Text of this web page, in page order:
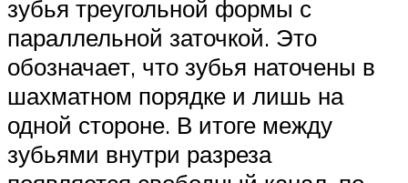
зубья треугольной формы с
параллельной заточкой. Это
обозначает, что зубья наточены в
шахматном порядке и лишь на
одной стороне. В итоге между
зубьями внутри разреза